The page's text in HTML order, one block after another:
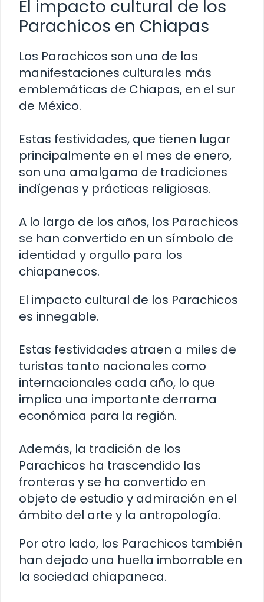
El impacto cultural de los
Parachicos en Chiapas
Los Parachicos son una de las
manifestaciones culturales más
emblemáticas de Chiapas, en el sur
de México.
Estas festividades, que tienen lugar
principalmente en el mes de enero,
son una amalgama de tradiciones
indígenas y prácticas religiosas.
A lo largo de los años, los Parachicos
se han convertido en un símbolo de
identidad y orgullo para los
chiapanecos.
El impacto cultural de los Parachicos
es innegable.
Estas festividades atraen a miles de
turistas tanto nacionales como
internacionales cada año, lo que
implica una importante derrama
económica para la región.
Además, la tradición de los
Parachicos ha trascendido las
fronteras y se ha convertido en
objeto de estudio y admiración en el
ámbito del arte y la antropología.
Por otro lado, los Parachicos también
han dejado una huella imborrable en
la sociedad chiapaneca.